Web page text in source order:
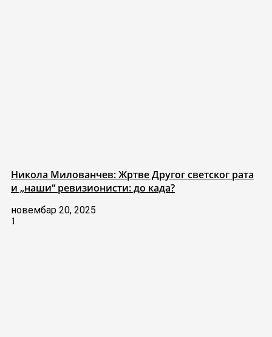
Никола Милованчев: Жртве Другог светског рата
и „наши“ ревизионисти: до када?
новембар 20, 2025